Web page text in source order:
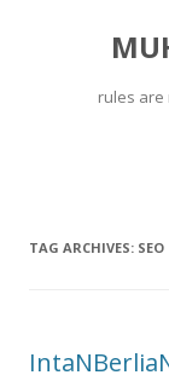
rules are
TAG ARCHIVES: SEO